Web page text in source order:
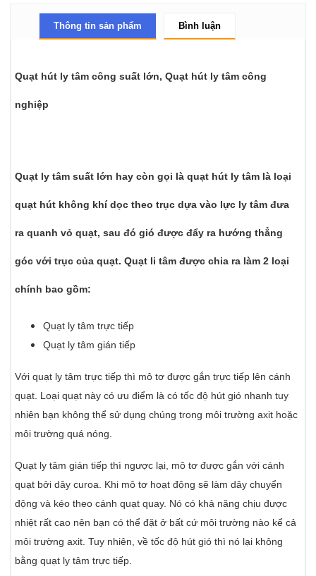
Thông tin sản phẩm Bình luận
Quạt hút ly tâm công suất lớn, Quạt hút ly tâm công
nghiệp
Quạt ly tâm suất lớn hay còn gọi là quạt hút ly tâm là loại
quạt hút không khí dọc theo trục dựa vào lực ly tâm đưa
ra quanh vỏ quạt, sau đó gió được đẩy ra hướng thẳng
góc với trục của quạt. Quạt li tâm được chia ra làm 2 loại
chính bao gồm:
Quạt ly tâm trực tiếp
Quạt ly tâm gián tiếp
Với quạt ly tâm trực tiếp thì mô tơ được gắn trực tiếp lên cánh
quạt. Loại quạt này có ưu điểm là có tốc độ hút gió nhanh tuy
nhiên bạn không thể sử dụng chúng trong môi trường axit hoặc
môi trường quá nóng.
Quạt ly tâm gián tiếp thì ngược lại, mô tơ được gắn với cánh
quạt bởi dây curoa. Khi mô tơ hoạt động sẽ làm dây chuyển
động và kéo theo cánh quạt quay. Nó có khả năng chịu được
nhiệt rất cao nên bạn có thể đặt ở bất cứ môi trường nào kể cả
môi trường axit. Tuy nhiên, về tốc độ hút gió thì nó lại không
bằng quạt ly tâm trực tiếp.